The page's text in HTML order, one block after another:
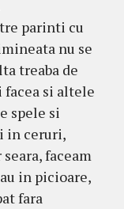
parinti cu
nu se
treaba de
facea si altele
spele si
in ceruri,
faceam
in picioare,
fara